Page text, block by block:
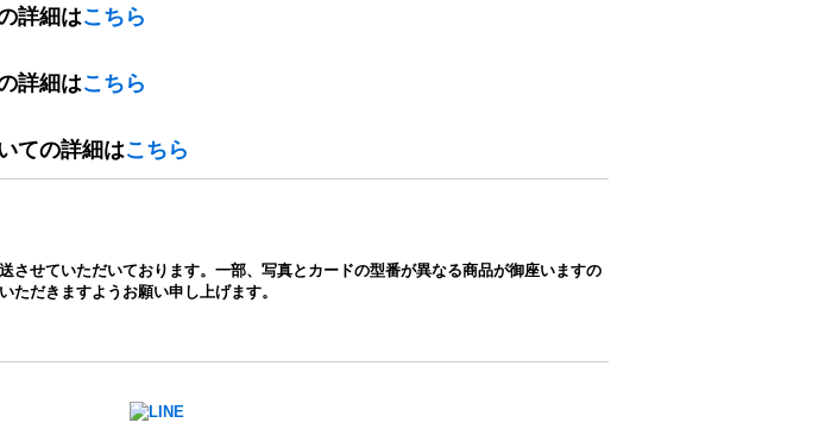
詳細はこちら
詳細はこちら
ての詳細はこちら
させていただいております。一部、写真とカードの型番が異なる商品が御座いますの
ただきますようお願い申し上げます。